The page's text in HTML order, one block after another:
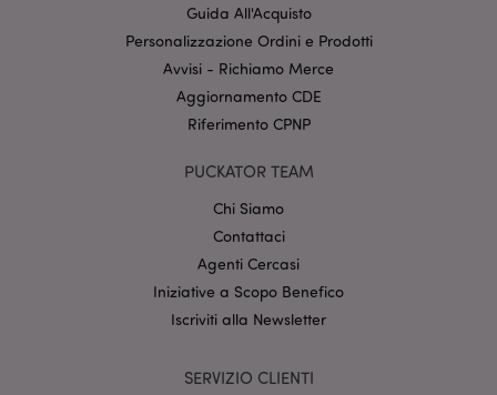
Guida All'Acquisto
Personalizzazione Ordini e Prodotti
Avvisi - Richiamo Merce
Aggiornamento CDE
Riferimento CPNP
PUCKATOR TEAM
Chi Siamo
Contattaci
Agenti Cercasi
Iniziative a Scopo Benefico
Iscriviti alla Newsletter
SERVIZIO CLIENTI
Dominio
CookieScriptConsent
l"Informativa sulla privacy di Google